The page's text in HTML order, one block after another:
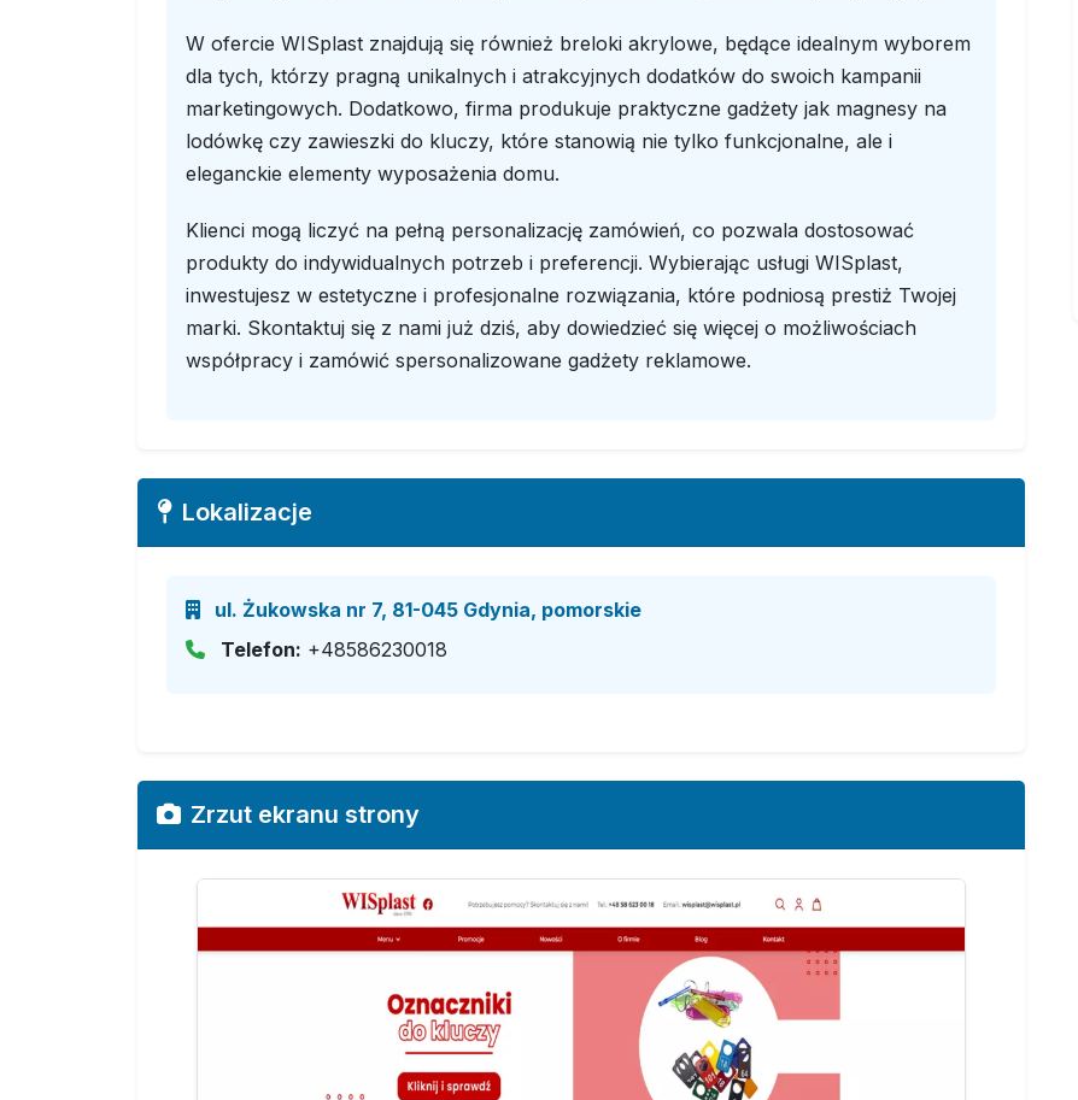
W ofercie WISplast znajdują się również breloki akrylowe, będące idealnym wyborem
dla tych, którzy pragną unikalnych i atrakcyjnych dodatków do swoich kampanii
marketingowych. Dodatkowo, firma produkuje praktyczne gadżety jak magnesy na
lodówkę czy zawieszki do kluczy, które stanowią nie tylko funkcjonalne, ale i
eleganckie elementy wyposażenia domu.
Klienci mogą liczyć na pełną personalizację zamówień, co pozwala dostosować
produkty do indywidualnych potrzeb i preferencji. Wybierając usługi WISplast,
inwestujesz w estetyczne i profesjonalne rozwiązania, które podniosą prestiż Twojej
marki. Skontaktuj się z nami już dziś, aby dowiedzieć się więcej o możliwościach
współpracy i zamówić spersonalizowane gadżety reklamowe.
Lokalizacje
ul. Żukowska nr 7, 81-045 Gdynia, pomorskie
Telefon: +48586230018
Zrzut ekranu strony